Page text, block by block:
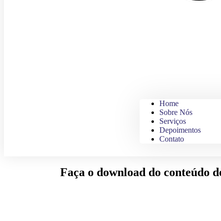
Home
Sobre Nós
Serviços
Depoimentos
Contato
Faça o download do conteúdo